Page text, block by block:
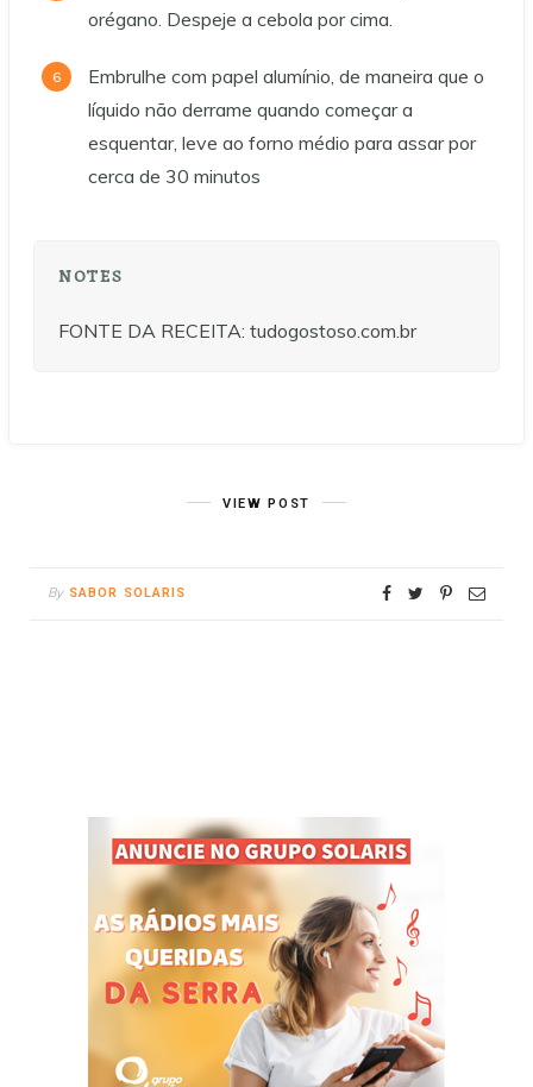
orégano. Despeje a cebola por cima.
Embrulhe com papel alumínio, de maneira que o
líquido não derrame quando começar a
esquentar, leve ao forno médio para assar por
cerca de 30 minutos
NOTES
FONTE DA RECEITA: tudogostoso.com.br
VIEW POST
By SABOR SOLARIS